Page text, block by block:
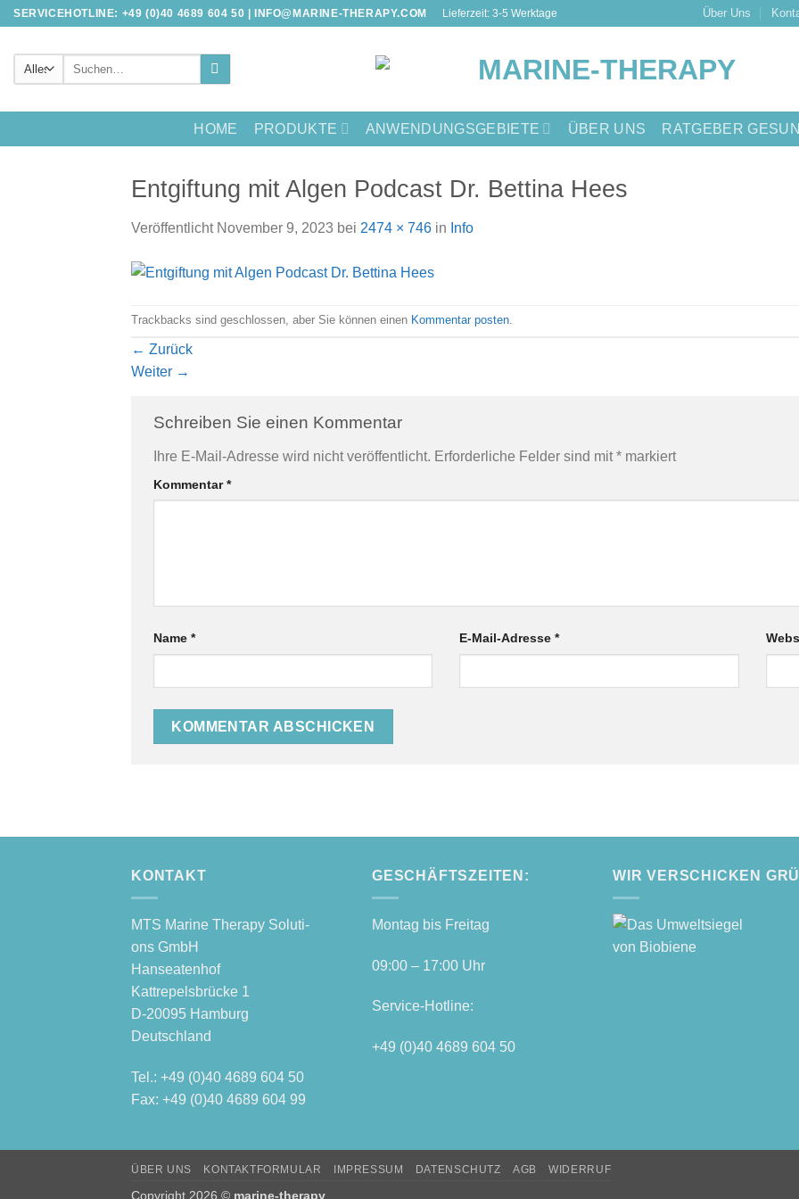
Zum
springen
SERVICEHOTLINE: +49 (0)40 4689 604 50 |INFO@MARINE-THERAPY.COM Lieferzeit: 3-5 Werktage Über Uns
Suche
HOME PRODUKTE ANWENDUNGSGEBIETE ÜBER UNS RATGEBER
Entgiftung mit Algen Podcast Dr. Bettina Hees
Veröffentlicht November 9, 2023 bei 2474 × 746 in Info
Trackbacks sind geschlossen, aber Sie können einen Kommentar posten.
← Zurück
Weiter →
Schreiben Sie einen Kommentar
Ihre E-Mail-Adresse wird nicht veröffentlicht. Erforderliche Felder sind mit* markiert
Kommentar*
Name * E-Mail-Adresse*
KONTAKT
MTS Mari­ne The­ra­py Solu­ti­
ons GmbH
Hanseatenhof
Kattre­pels­brü­cke 1
D‑20095 Hamburg
Deutschland
Tel.: +49 (0)40 4689 604 50
Fax: +49 (0)40 4689 604 99
GESCHÄFTSZEITEN:
Mon­tag bis Freitag
09:00 – 17:00 Uhr
Ser­vice-Hot­line:
+49 (0)40 4689 604 50
WIR VERSCHICKEN
ÜBER UNS KONTAKTFORMULAR IMPRESSUM DATENSCHUTZ AGB WIDERRUF
Copyright 2026 © marine-therapy